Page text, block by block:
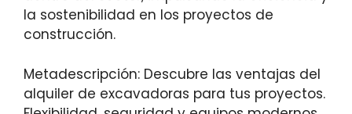
la sostenibilidad en los proyectos de
construcción.
Metadescripción: Descubre las ventajas del
alquiler de excavadoras para tus proyectos.